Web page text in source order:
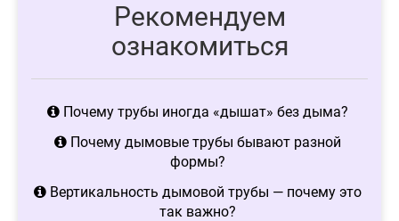
Рекомендуем
ознакомиться
Почему трубы иногда «дышат» без дыма?
Почему дымовые трубы бывают разной
формы?
Вертикальность дымовой трубы — почему это
так важно?